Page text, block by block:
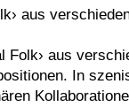
aus
Folk› aus
In